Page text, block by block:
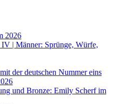
2026
| Männer: Sprünge, Würfe,
der deutschen Nummer eins
und Bronze: Emily Scherf im